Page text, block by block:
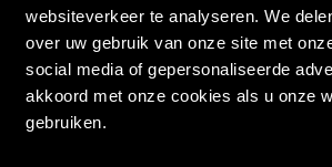
websiteverkeer te analyseren. We
over uw gebruik van onze site met
social media of gepersonaliseerde
akkoord met onze cookies als u onze
gebruiken.